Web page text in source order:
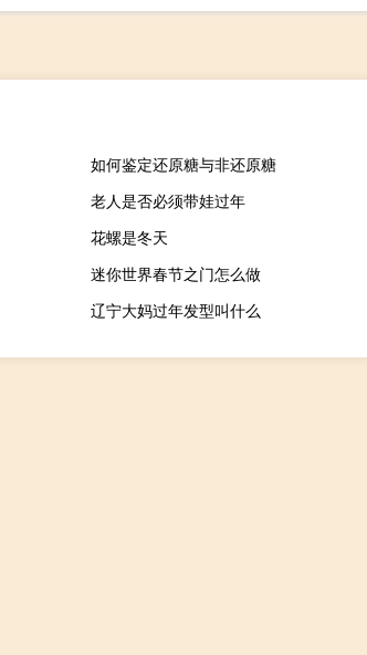
如何鉴定还原糖与非还原糖
老人是否必须带娃过年
花螺是冬天
迷你世界春节之门怎么做
辽宁大妈过年发型叫什么